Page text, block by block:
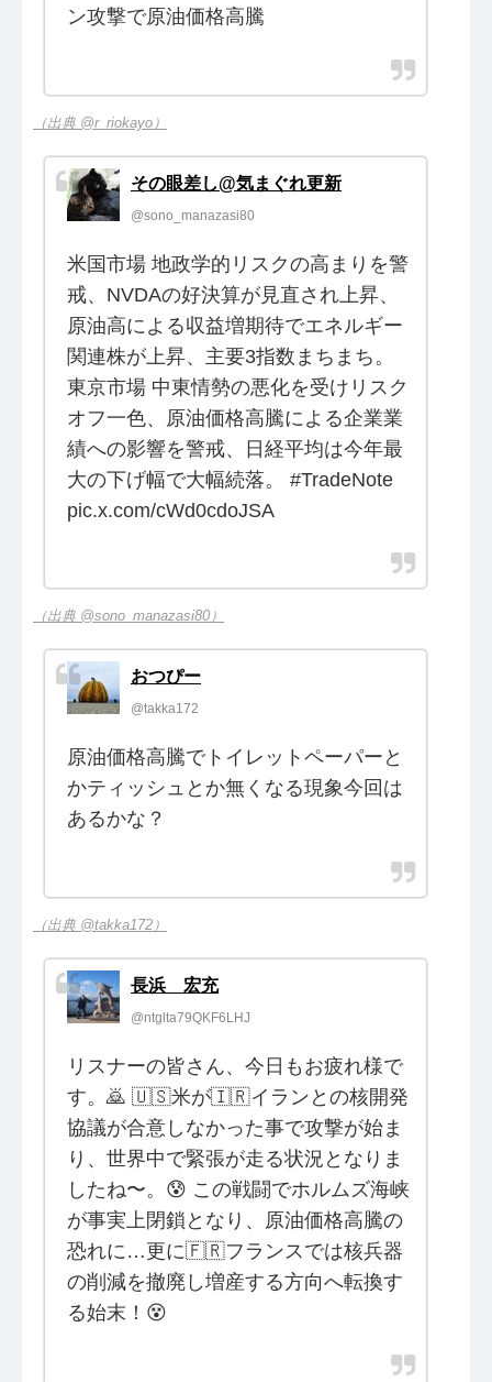
ン攻撃で原油価格高騰
（出典 @r_riokayo）
その眼差し@気まぐれ更新
@sono_manazasi80
米国市場 地政学的リスクの高まりを警
戒、NVDAの好決算が見直され上昇、
原油高による収益増期待でエネルギー
関連株が上昇、主要3指数まちまち。
東京市場 中東情勢の悪化を受けリスク
オフ一色、原油価格高騰による企業業
績への影響を警戒、日経平均は今年最
大の下げ幅で大幅続落。 #TradeNote
pic.x.com/cWd0cdoJSA
（出典 @sono_manazasi80）
おつぴー
@takka172
原油価格高騰でトイレットペーパーと
かティッシュとか無くなる現象今回は
あるかな？
（出典 @takka172）
長浜 宏充
@ntglta79QKF6LHJ
リスナーの皆さん、今日もお疲れ様で
す。🙇 🇺🇸米が🇮🇷イランとの核開発
協議が合意しなかった事で攻撃が始ま
り、世界中で緊張が走る状況となりま
したね〜。😰 この戦闘でホルムズ海峡
が事実上閉鎖となり、原油価格高騰の
恐れに…更に🇫🇷フランスでは核兵器
の削減を撤廃し増産する方向へ転換す
る始末！😵